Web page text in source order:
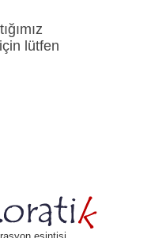
lütfen